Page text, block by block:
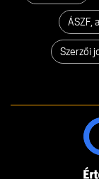
ÁSZF,
Szerzői